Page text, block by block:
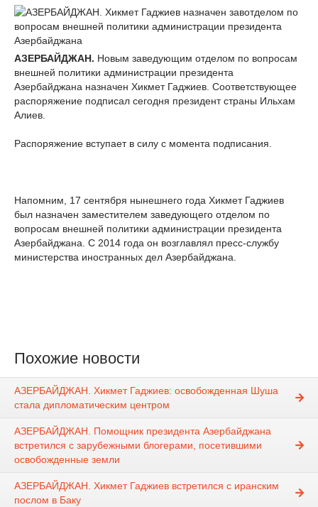
АЗЕРБАЙДЖАН. Новым заведующим отделом по вопросам
внешней политики администрации президента
Азербайджана назначен Хикмет Гаджиев. Соответствующее
распоряжение подписал сегодня президент страны Ильхам
Алиев.
Распоряжение вступает в силу с момента подписания.
Напомним, 17 сентября нынешнего года Хикмет Гаджиев
был назначен заместителем заведующего отделом по
вопросам внешней политики администрации президента
Азербайджана. С 2014 года он возглавлял пресс-службу
министерства иностранных дел Азербайджана.
Похожие новости
АЗЕРБАЙДЖАН. Хикмет Гаджиев: освобожденная Шуша
стала дипломатическим центром
АЗЕРБАЙДЖАН. Помощник президента Азербайджана
встретился с зарубежными блогерами, посетившими
освобожденные земли
АЗЕРБАЙДЖАН. Хикмет Гаджиев встретился с иранским
послом в Баку